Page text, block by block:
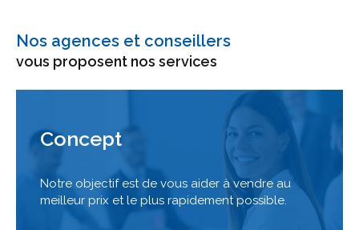
Nos agences et conseillers
vous proposent nos services
Concept
Notre objectif est de vous aider à vendre au
meilleur prix et le plus rapidement possible.